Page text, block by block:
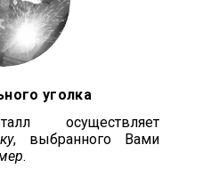
уголка
осуществляет
, выбранного Вами
.